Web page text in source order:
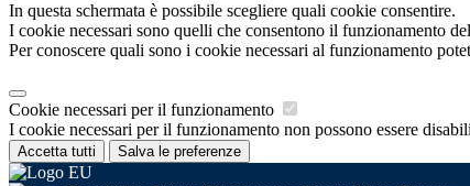
In questa schermata è possibile scegliere quali cookie consentire.
I cookie necessari sono quelli che consentono il funzionamento
Per conoscere quali sono i cookie necessari al funzionamento
Cookie necessari per il funzionamento
I cookie necessari per il funzionamento non possono essere
Accetta tutti Salva le preferenze